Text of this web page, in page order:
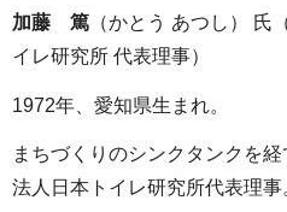
加藤 篤 （かとう あつし） 氏
イレ研究所 代表理事）
1972年、愛知県生まれ。
まちづくりのシンクタンクを
法人日本トイレ研究所代表理事